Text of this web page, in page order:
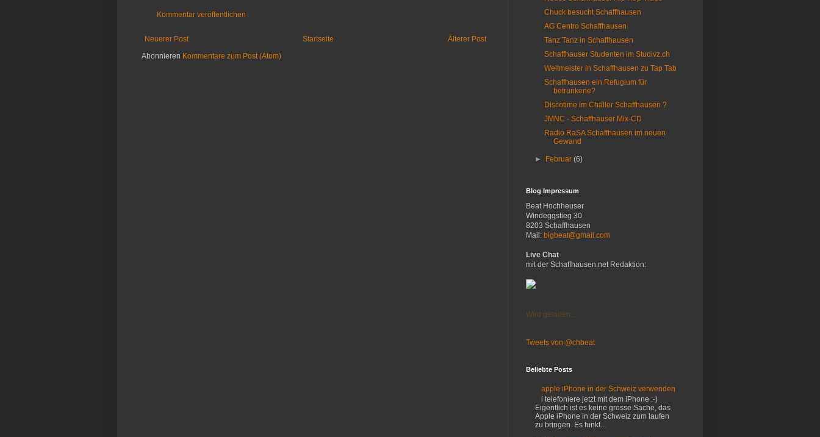
Kommentar veröffentlichen
Neuerer Post Älterer Post
Startseite
Abonnieren Kommentare zum Post (Atom)
Chuck besucht Schaffhausen
AG Centro Schaffhausen
Tanz Tanz in Schaffhausen
Schaffhauser Studenten im Studivz.ch
Weltmeister in Schaffhausen zu Tap Tab
Schaffhausen ein Refugium für
betrunkene?
Discotime im Chäller Schaffhausen ?
JMNC - Schaffhauser Mix-CD
Radio RaSA Schaffhausen im neuen
Gewand
► Februar(6)
Blog Impressum
Beat Hochheuser
Windeggstieg 30
8203 Schaffhausen
Mail: bigbeat@gmail.com
Live Chat
mit der Schaffhausen.net Redaktion:
Wird geladen...
Tweets von @chbeat
Beliebte Posts
apple iPhone in der Schweiz verwenden
i telefoniere jetzt mit dem iPhone :-)
Eigentlich ist es keine grosse Sache, das
Apple iPhone in der Schweiz zum laufen
zu bringen. Es funkt...